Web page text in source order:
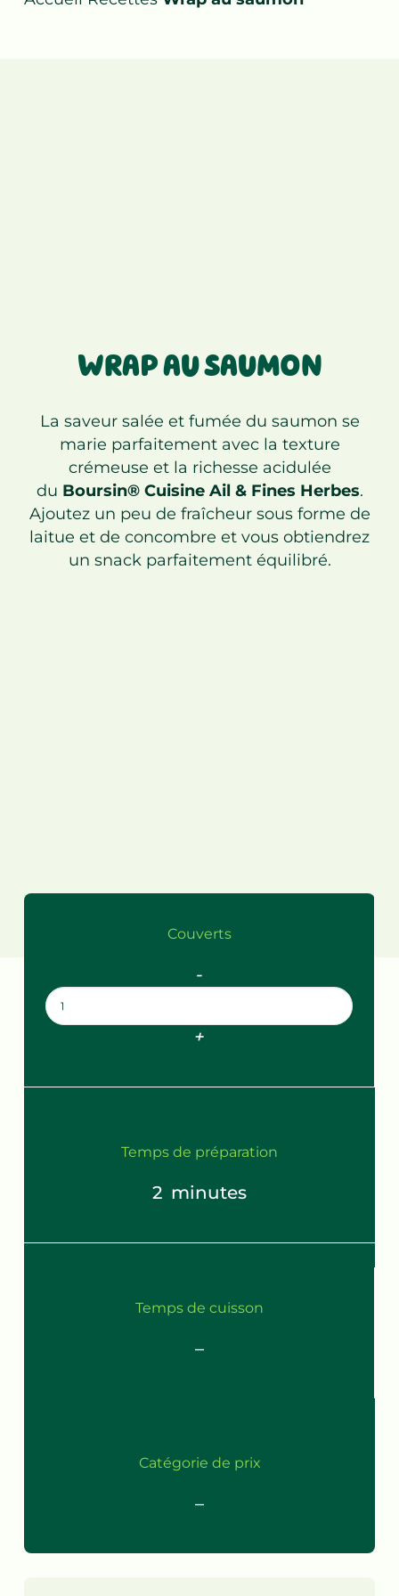
WRAP AU SAUMON
La saveur salée et fumée du saumon se
marie parfaitement avec la texture
crémeuse et la richesse acidulée
du Boursin® Cuisine Ail & Fines Herbes.
Ajoutez un peu de fraîcheur sous forme de
laitue et de concombre et vous obtiendrez
un snack parfaitement équilibré.
Couverts
-
+
Temps de préparation
2 minutes
Temps de cuisson
–
Catégorie de prix
–